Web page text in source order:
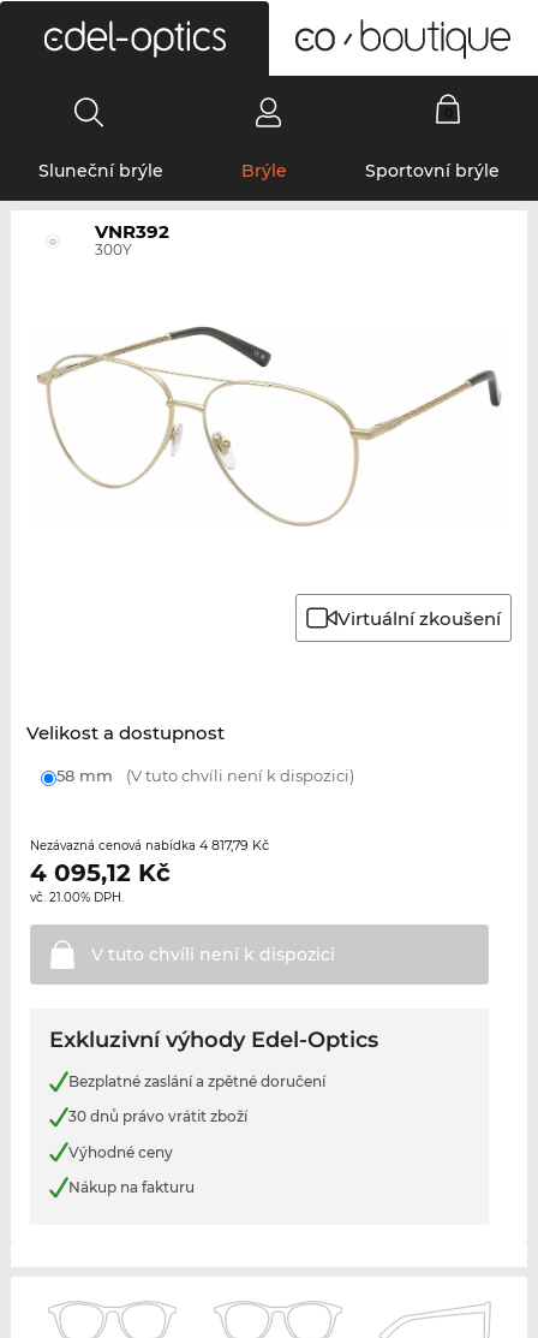
Sluneční brýle Brýle Sportovní brýle
VNR392
300Y
Virtuální zkoušení
Velikost a dostupnost
58 mm (V tuto chvíli není k dispozici)
Nezávazná cenová nabídka 4 817,79 Kč
4 095,12Kč
vč. 21.00% DPH.
V tuto chvíli není k dispozici
Exkluzivní výhody Edel-Optics
Bezplatné zaslání a zpětné doručení
30 dnů právo vrátit zboží
Výhodné ceny
Nákup na fakturu